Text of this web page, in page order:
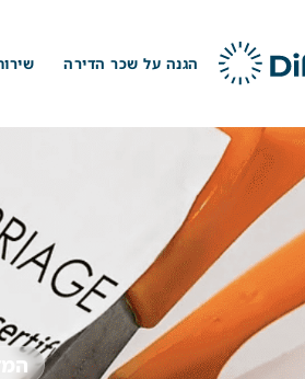
הגנה על שכר הדירה